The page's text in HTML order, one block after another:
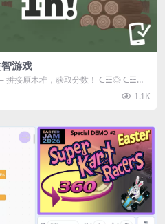
游戏
拼接原木堆，获取分数！ ᑕ☲◎ ᑕ☲◎
1.1K